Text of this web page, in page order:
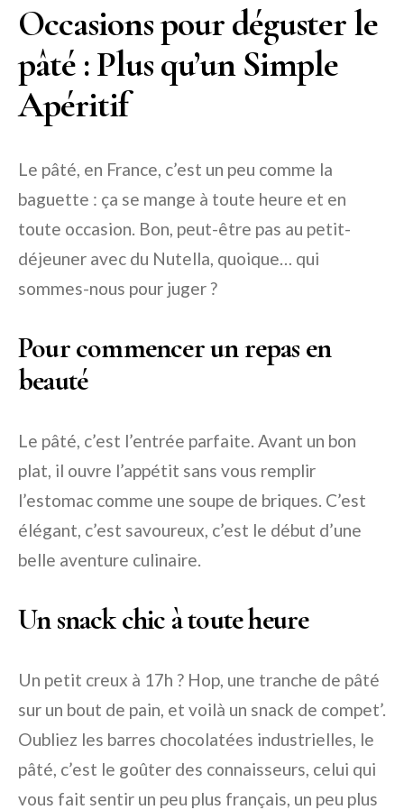
Occasions pour déguster le
pâté : Plus qu’un Simple
Apéritif
Le pâté, en France, c’est un peu comme la
baguette : ça se mange à toute heure et en
toute occasion. Bon, peut-être pas au petit-
déjeuner avec du Nutella, quoique… qui
sommes-nous pour juger ?
Pour commencer un repas en
beauté
Le pâté, c’est l’entrée parfaite. Avant un bon
plat, il ouvre l’appétit sans vous remplir
l’estomac comme une soupe de briques. C’est
élégant, c’est savoureux, c’est le début d’une
belle aventure culinaire.
Un snack chic à toute heure
Un petit creux à 17h ? Hop, une tranche de pâté
sur un bout de pain, et voilà un snack de compet’.
Oubliez les barres chocolatées industrielles, le
pâté, c’est le goûter des connaisseurs, celui qui
vous fait sentir un peu plus français, un peu plus